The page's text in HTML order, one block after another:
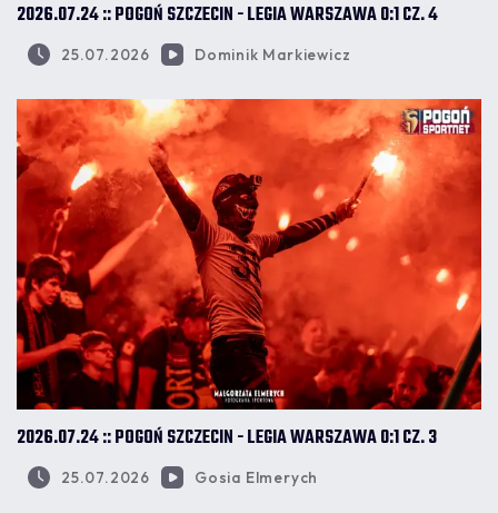
2026.07.24 :: POGOŃ SZCZECIN - LEGIA WARSZAWA 0:1 CZ. 4
25.07.2026 Dominik Markiewicz
2026.07.24 :: POGOŃ SZCZECIN - LEGIA WARSZAWA 0:1 CZ. 3
25.07.2026 Gosia Elmerych